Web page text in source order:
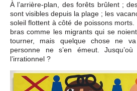
À l’arrière-plan, des forêts brûlent ;
sont visibles depuis la plage ; les
soleil flottent à côté de poissons
bras comme les migrants qui se
tourner, mais quelque chose ne
personne ne s’en émeut.
l’irrationnel ?